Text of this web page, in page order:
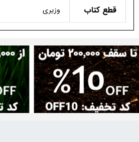
قطع کتاب وزیری